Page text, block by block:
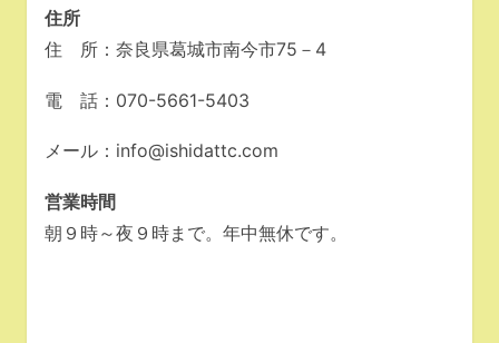
住所
住 所：奈良県葛城市南今市75－4
電 話：070-5661-5403
メール：info@ishidattc.com
営業時間
朝９時～夜９時まで。年中無休です。